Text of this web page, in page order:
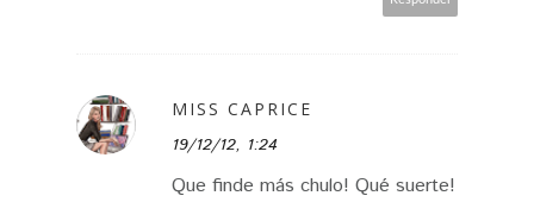
MISS CAPRICE
19/12/12, 1:24
Que finde más chulo! Qué suerte!